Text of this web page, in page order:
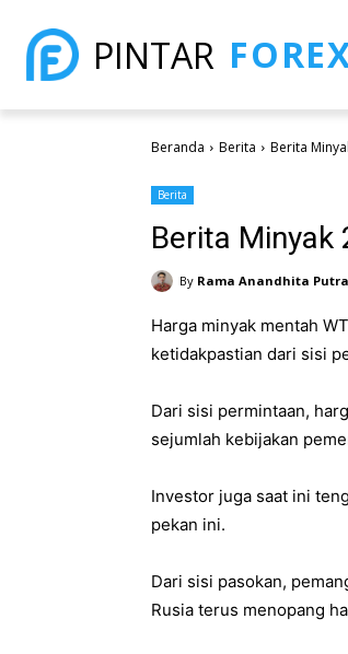
PINTAR
Beranda Berita Berita
Berita
Berita Minyak
By Rama Anandhita Putra
Harga minyak mentah
ketidakpastian dari sisi
Dari sisi permintaan,
sejumlah kebijakan
Investor juga saat ini
pekan ini.
Dari sisi pasokan,
Rusia terus menopang